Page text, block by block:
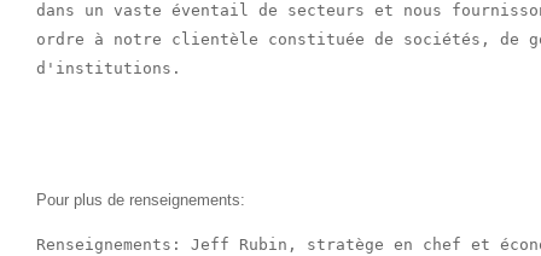
dans un vaste éventail de secteurs et nous
ordre à notre clientèle constituée de sociétés, de
d'institutions.
Pour plus de renseignements:
Renseignements: Jeff Rubin, stratège en chef et